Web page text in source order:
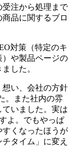
注から処理まで
品に関するブロ
対策（特定のキ
や製品ページの
した。
い、会社の方針
。また社内の雰
いました。実は
よ。でもやっぱ
すくなったほうが
タイム」に変え